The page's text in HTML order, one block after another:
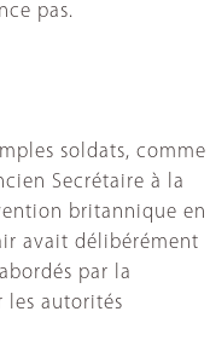
pas.
soldats, comme
Secrétaire à la
britannique en
avait délibérément
par la
les autorités